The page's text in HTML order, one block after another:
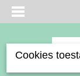
Cookies